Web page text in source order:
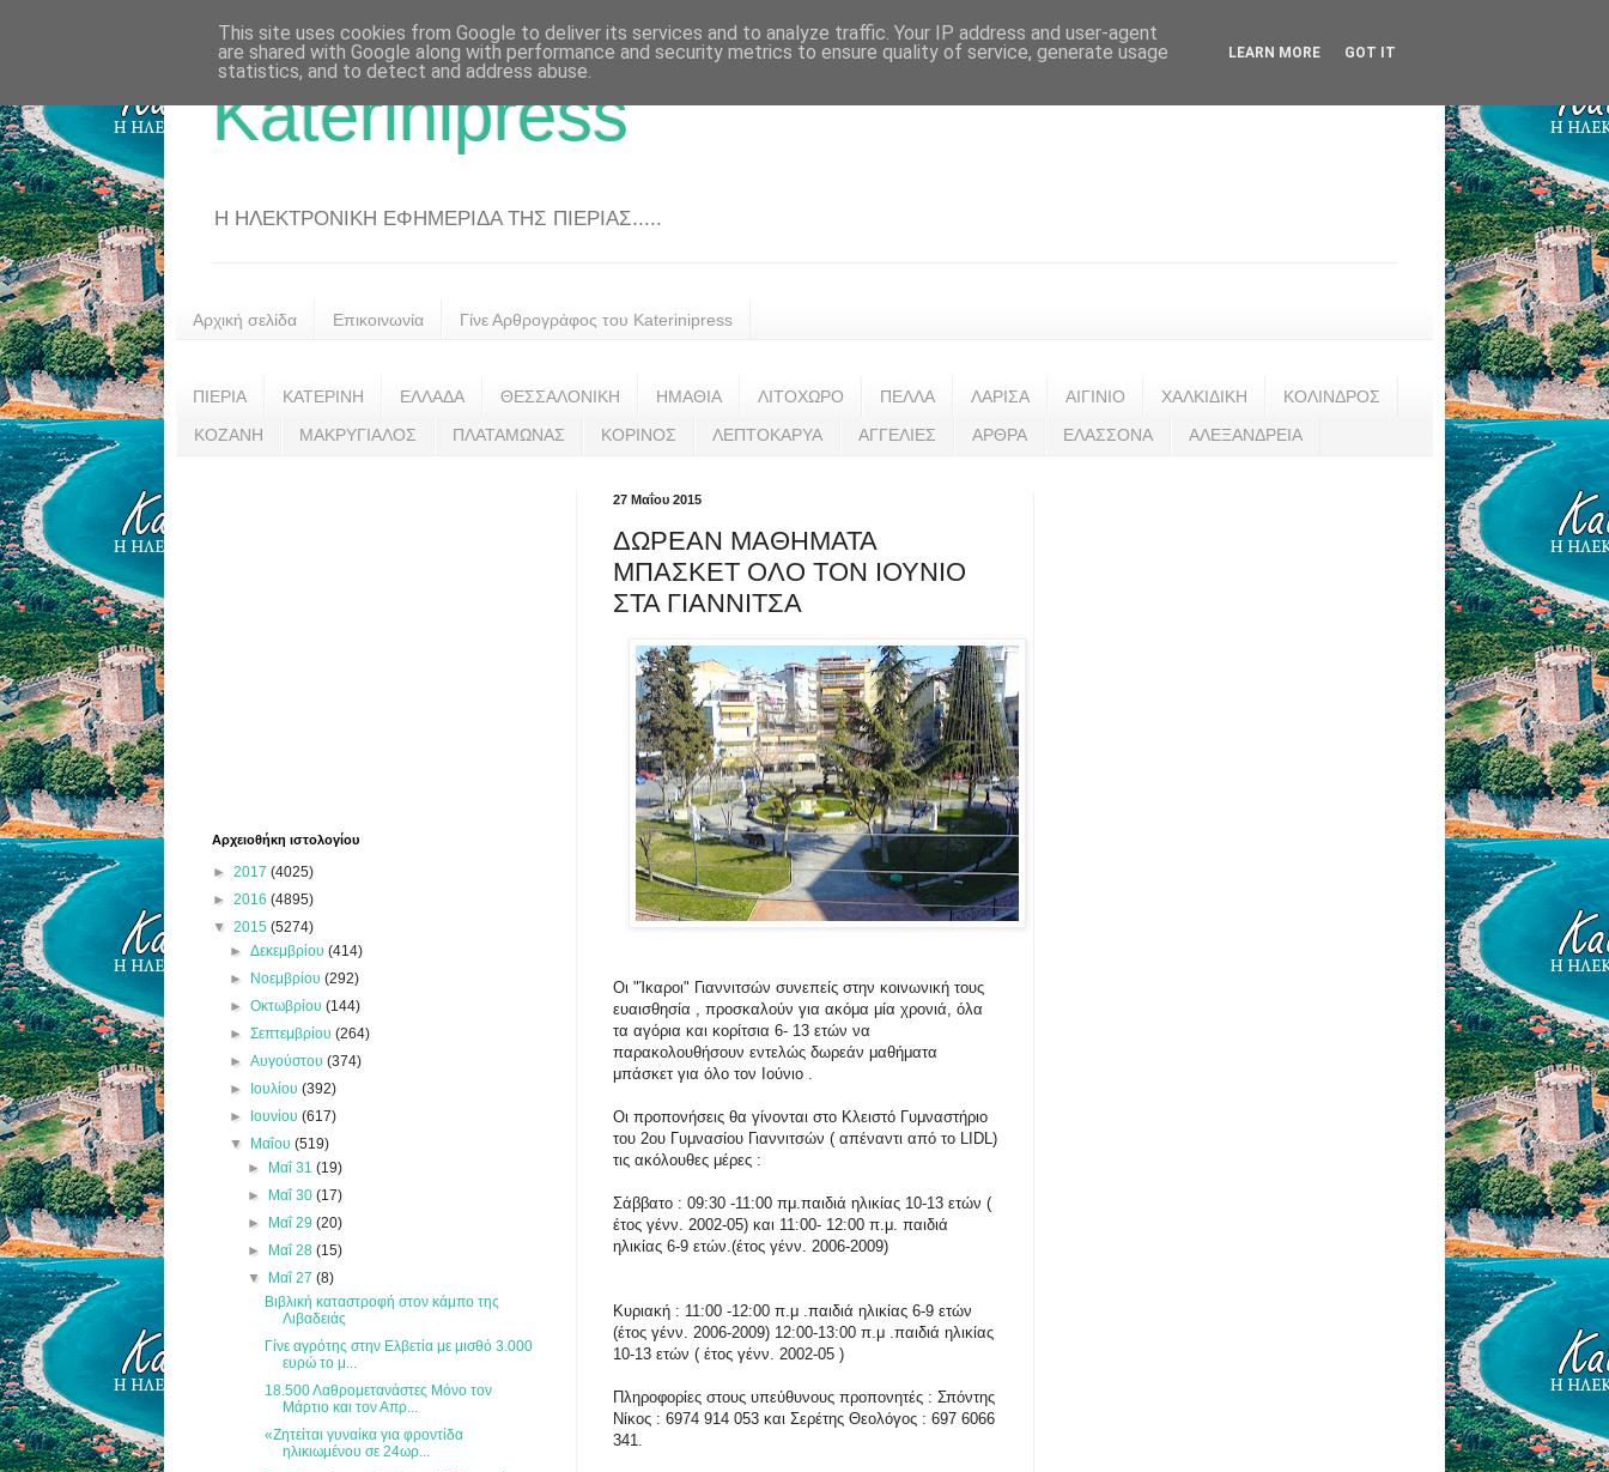
Katerinipress
Η ΗΛΕΚΤΡΟΝΙΚΗ ΕΦΗΜΕΡΙΔΑ ΤΗΣ ΠΙΕΡΙΑΣ.....
Αρχική σελίδα Επικοινωνία Γίνε Αρθρογράφος του Katerinipress
ΠΙΕΡΙΑ ΚΑΤΕΡΙΝΗ ΕΛΛΑΔΑ ΘΕΣΣΑΛΟΝΙΚΗ ΗΜΑΘΙΑ ΛΙΤΟΧΩΡΟ ΠΕΛΛΑ ΛΑΡΙΣΑ ΑΙΓΙΝΙΟ ΧΑΛΚΙΔΙΚΗ ΚΟΛΙΝΔΡΟΣ
ΚΟΖΑΝΗ ΜΑΚΡΥΓΙΑΛΟΣ ΠΛΑΤΑΜΩΝΑΣ ΚΟΡΙΝΟΣ ΛΕΠΤΟΚΑΡΥΑ ΑΓΓΕΛΙΕΣ ΑΡΘΡΑ ΕΛΑΣΣΟΝΑ ΑΛΕΞΑΝΔΡΕΙΑ
27 Μαΐου 2015
ΔΩΡΕΑΝ ΜΑΘΗΜΑΤΑ
ΜΠΑΣΚΕΤ ΟΛΟ ΤΟΝ ΙΟΥΝΙΟ
ΣΤΑ ΓΙΑΝΝΙΤΣΑ
Οι "Ίκαροι" Γιαννιτσών συνεπείς στην κοινωνική τους
ευαισθησία , προσκαλούν για ακόμα μία χρονιά, όλα
τα αγόρια και κορίτσια 6- 13 ετών να
παρακολουθήσουν εντελώς δωρεάν μαθήματα
μπάσκετ για όλο τον Ιούνιο .
Οι προπονήσεις θα γίνονται στο Κλειστό Γυμναστήριο
του 2ου Γυμνασίου Γιαννιτσών ( απέναντι από το LIDL)
τις ακόλουθες μέρες :
Σάββατο : 09:30 -11:00 πμ.παιδιά ηλικίας 10-13 ετών (
έτος γένν. 2002-05) και 11:00- 12:00 π.μ. παιδιά
ηλικίας 6-9 ετών.(έτος γένν. 2006-2009)
Κυριακή : 11:00 -12:00 π.μ .παιδιά ηλικίας 6-9 ετών
(έτος γένν. 2006-2009) 12:00-13:00 π.μ .παιδιά ηλικίας
10-13 ετών ( έτος γένν. 2002-05 )
Πληροφορίες στους υπεύθυνους προπονητές : Σπόντης
Νίκος : 6974 914 053 και Σερέτης Θεολόγος : 697 6066
341.
Αρχειοθήκη ιστολογίου
► 2017 (4025)
► 2016 (4895)
▼ 2015 (5274)
►Δεκεμβρίου(414)
► Νοεμβρίου(292)
►Οκτωβρίου(144)
►Σεπτεμβρίου(264)
►Αυγούστου(374)
► Ιουλίου(392)
► Ιουνίου(617)
▼ Μαΐου(519)
► Μαΐ 31 (19)
► Μαΐ 30 (17)
► Μαΐ 29 (20)
► Μαΐ 28 (15)
▼ Μαΐ 27 (8)
Βιβλική καταστροφή στον κάμπο της
Λιβαδειάς
Γίνε αγρότης στην Ελβετία με μισθό 3.000
ευρώ το μ...
18.500 Λαθρομετανάστες Μόνο τον
Μάρτιο και τον Απρ...
«Ζητείται γυναίκα για φροντίδα
ηλικιωμένου σε 24ωρ...
This site uses cookies from Google to deliver its services and to analyze traffic. Your IP address and user-agent
are shared with Google along with performance and security metrics to ensure quality of service, generate usage
statistics, and to detect and address abuse.
LEARN MORE GOT IT